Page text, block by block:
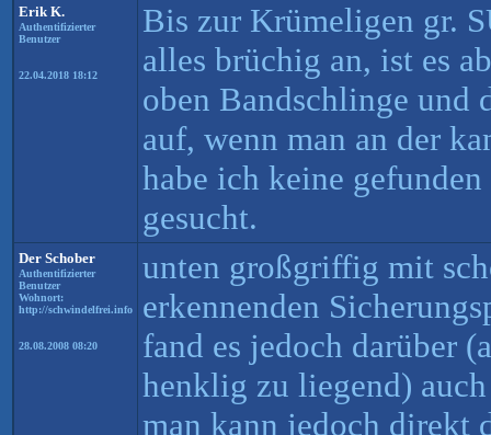
Erik K.
Authentifizierter
Benutzer
22.04.2018 18:12
Bis zur Krümeligen gr.
alles brüchig an, ist es
oben Bandschlinge und
auf, wenn man an der
habe ich keine
gesucht.
Der Schober
Authentifizierter
Benutzer
Wohnort:
http://schwindelfrei.info
28.08.2008 08:20
unten großgriffig mit
erkennenden
fand es jedoch darüber
henklig zu liegend)
man kann jedoch direkt